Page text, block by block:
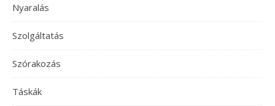
Nyaralás
Szolgáltatás
Szórakozás
Táskák